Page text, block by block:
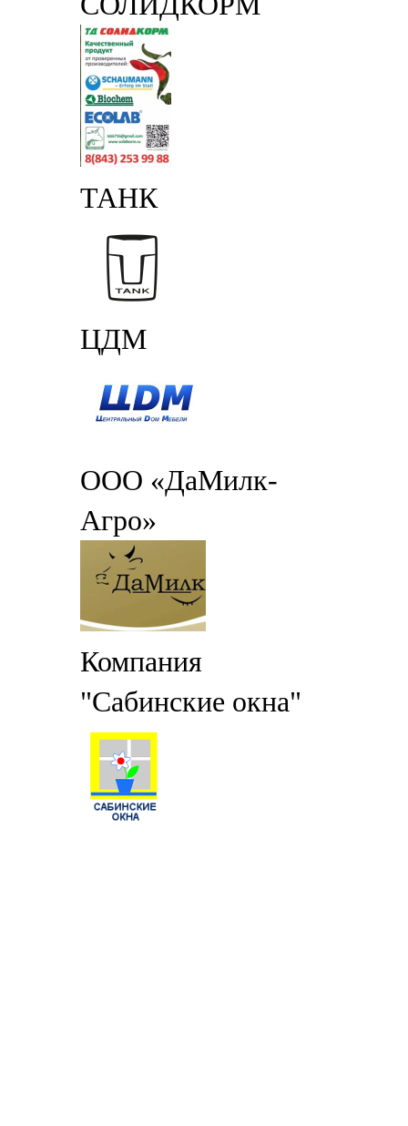
ТАНК
ЦДМ
ООО «ДаМилк-
Агро»
Компания
"Сабинские окна"